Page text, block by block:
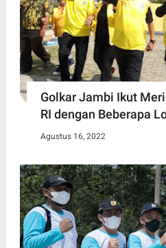
Golkar Jambi Ikut
RI dengan Beberapa
Agustus 16, 2022